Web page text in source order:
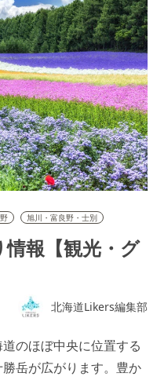
旭川・富良野・士別
報【観光・グ
北海道Likers編集部
のほぼ中央に位置する
岳が広がります。豊か